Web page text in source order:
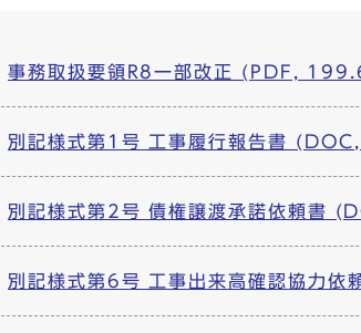
事務取扱要領R8一部改正 (PDF,
別記様式第1号 工事履行報告書
別記様式第2号 債権譲渡承諾依頼書
別記様式第6号 工事出来高確認協力